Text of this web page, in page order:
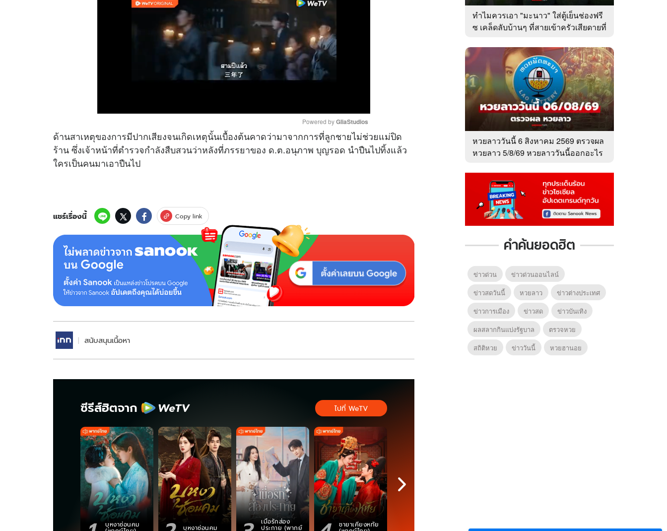
M
Powered by GliaStudios
ด้านสาเหตุของการมีปากเสียงจนเกิดเหตุนั้นเบื้องต้นคาดว่ามาจากการที่ลูกชายไม่ช่วยแม่ปิด
ร้าน ซึ่งเจ้าหน้าที่ตำรวจกำลังสืบสวนว่าหลังที่ภรรยาของ ด.ต.อนุภาพ บุญรอด นำปืนไปทิ้งแล้ว
ใครเป็นคนมาเอาปืนไป
แชร์เรื่องนี้ Copy link
สนับสนุนเนื้อหา
ซีรีส์ฮิตจาก
บุหงาซ่อนคม บุหงาซ่อนคม
เมื่อรักส่อง
ประกาย (พากย์ ชายาเคียงหทัย พบเธอ (พากย์
ไปที่ WeTV
ทำไมควรเอา "มะนาว" ใส่ตู้เย็นช่องฟรี
ซ เคล็ดลับบ้านๆ ที่สายเข้าครัวเสียดายที่
หวยลาววันนี้ 6 สิงหาคม 2569 ตรวจผล
หวยลาว 5/8/69 หวยลาววันนี้ออกอะไร
คำค้นยอดฮิต
ข่าวด่วน
ข่าวด่วนออนไลน์
ข่าวสดวันนี้
หวยลาว
ข่าวต่างประเทศ
ข่าวการเมือง
ข่าวสด
ข่าวบันเทิง
ผลสลากกินแบ่งรัฐบาล
ตรวจหวย
สถิติหวย
ข่าววันนี้ หวยฮานอย